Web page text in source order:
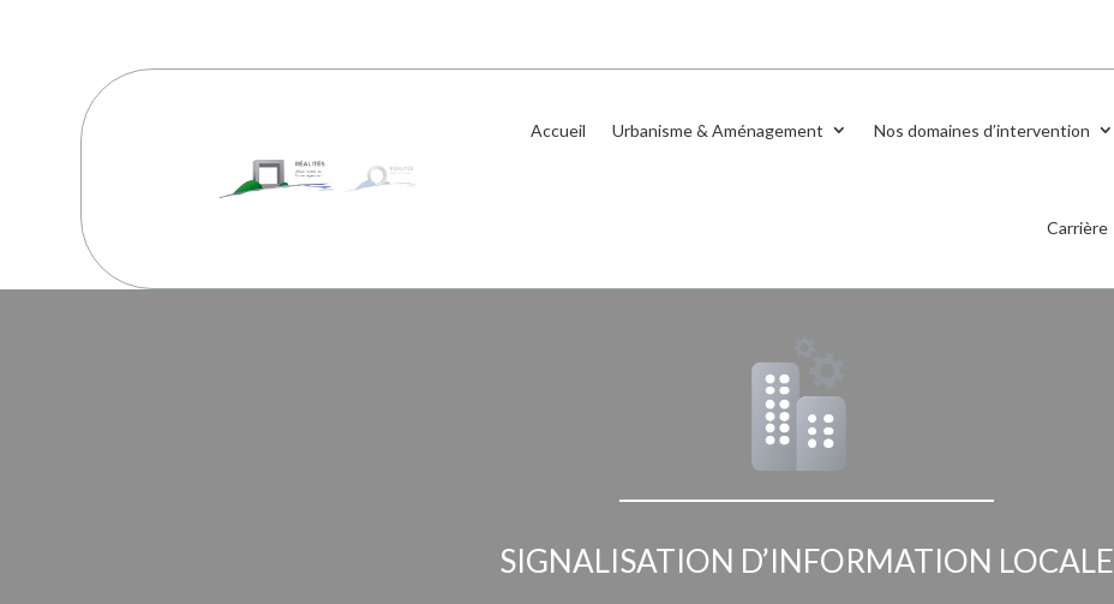
Accueil Urbanisme & Aménagement Nos domaines d’intervention
Carrière
SIGNALISATION D’INFORMATION LOCALE